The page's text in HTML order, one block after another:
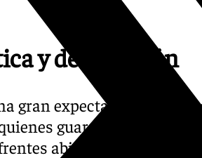
y de la afición
gran expectación por
guardan una
abiertos.